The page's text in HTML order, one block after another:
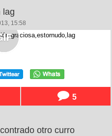
lag
15:58
5
otro curro